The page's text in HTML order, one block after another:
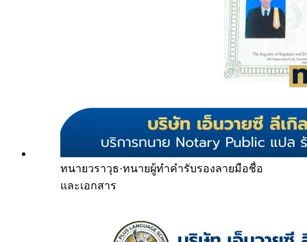
ทนายวราวุธ·ทนายผู้ทำคำรับรองลายมือชื่อ
และเอกสาร